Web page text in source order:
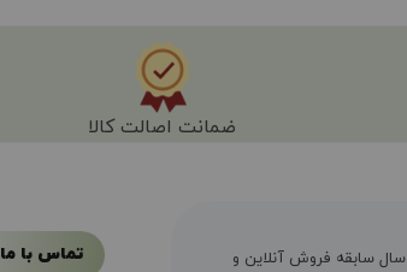
ضمانت اصالت کالا
باحضور گوهرشناسان و تجهیزات گوهرشناسی و بیش از ۸ سال سابقه فروش آنلاین و تماس با ما